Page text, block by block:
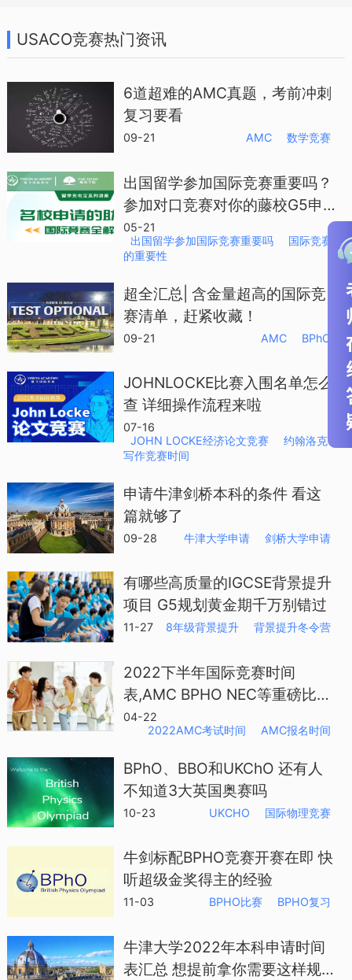
USACO竞赛热门资讯
6道超难的AMC真题，考前冲刺
复习要看
09-21 AMC 数学竞赛
出国留学参加国际竞赛重要吗？
参加对口竞赛对你的藤校G5申
请起到超强辅助作用
05-21
出国留学参加国际竞赛重要吗
国际竞赛
的重要性
超全汇总| 含金量超高的国际竞
赛清单，赶紧收藏！
09-21 AMC BPhO
JOHNLOCKE比赛入围名单怎么
查 详细操作流程来啦
07-16
JOHN LOCKE经济论文竞赛
约翰洛克
写作竞赛时间
申请牛津剑桥本科的条件 看这
篇就够了
09-28 牛津大学申请 剑桥大学申请
有哪些高质量的IGCSE背景提升
项目 G5规划黄金期千万别错过
11-27 8年级背景提升 背景提升冬令营
2022下半年国际竞赛时间
表,AMC BPHO NEC等重磅比赛
在等你
04-22
2022AMC考试时间
AMC报名时间
BPhO、BBO和UKChO 还有人
不知道3大英国奥赛吗
10-23 UKCHO 国际物理竞赛
牛剑标配BPHO竞赛开赛在即 快
听超级金奖得主的经验
11-03 BPHO比赛 BPHO复习
牛津大学2022年本科申请时间
表汇总 想提前拿你需要这样规